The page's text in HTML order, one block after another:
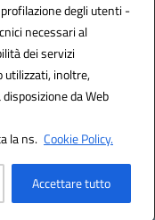
degli utenti -
necessari al
dei servizi
utilizzati, inoltre,
da Web
la ns. Cookie Policy.
Accettare tutto
S.r.l.
Italia